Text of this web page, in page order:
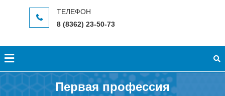
8 (8362) 23-50-73
Первая профессия